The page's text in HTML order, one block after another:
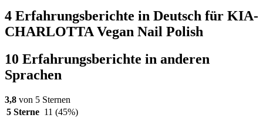
4 Erfahrungsberichte in Deutsch für KIA-
CHARLOTTA Vegan Nail Polish
10 Erfahrungsberichte in anderen
Sprachen
3,8 von 5 Sternen
5 Sterne 11 (45%)